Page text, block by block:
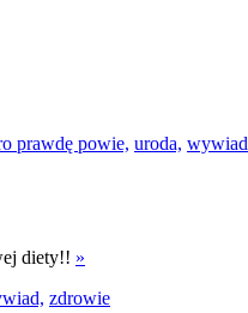
prawdę powie, uroda, wywiad
diety!! »
zdrowie